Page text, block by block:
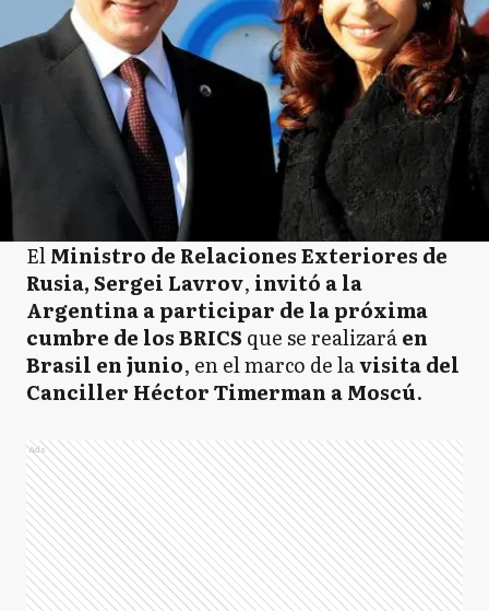
ElMinistro de Relaciones Exteriores de
Rusia, Sergei Lavrov, invitó a la
Argentina a participar de la próxima
cumbre de los BRICS que se realizaráen
Brasil en junio, en el marco de lavisita del
Canciller Héctor Timerman a Moscú.
Ads